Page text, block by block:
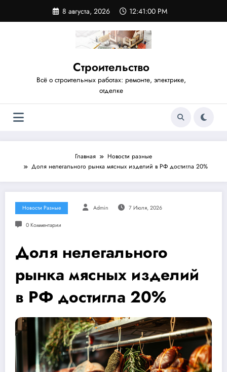
содержимому
8 августа, 2026 12:41:00 PM
Строительство
Всё о строительных работах: ремонте, электрике,
отделке
Главная
Новости разные
Доля нелегального рынка мясных изделий в РФ достигла 20%
Новости Разные Admin 7 Июля, 2026
0 Комментарии
Доля нелегального
рынка мясных изделий
в РФ достигла 20%